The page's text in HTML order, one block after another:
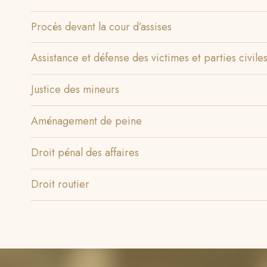
Procès devant la cour d’assises
Assistance et défense des victimes et parties civiles
Justice des mineurs
Aménagement de peine
Droit pénal des affaires
Droit routier